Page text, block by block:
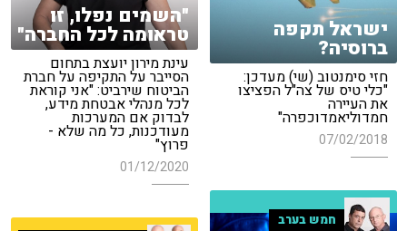
"השמים נפלו, זו
טראומה לכל החברה"
עינת מירון יועצת בתחום
הסייבר על התקיפה על חברת
הביטוח שירביט: "אני קוראת
לכל מנהלי אבטחת מידע,
לבדוק אם המערכות
מעודכנות, כל מה שלא -
פרוץ"
01/12/2020
ישראל תקפה
ברוסיה?
חזי סימנטוב (שי) מעדכן:
"כלי טיס של צה"ל הפציצו
את העיירה
חמדוליאמדוכפרה"
07/02/2018
חמש בערב